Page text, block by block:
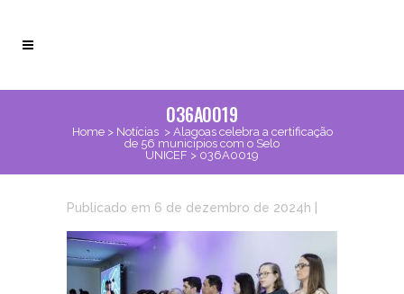
036A0019
Home> Notícias > Alagoas celebra a certificação
de 56 municípios com o Selo
UNICEF > 036A0019
Publicado em 6 de dezembro de 2024h